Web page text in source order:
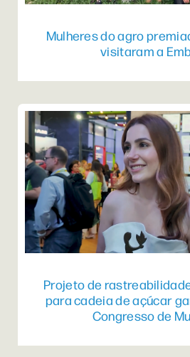
Mulheres do agro
visitaram a
Projeto de
para cadeia de açúcar
Congresso de